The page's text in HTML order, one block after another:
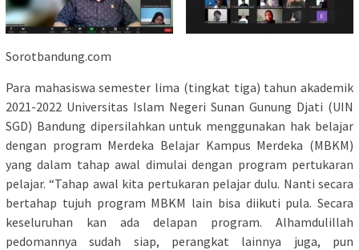
Sorotbandung.com
Para mahasiswa semester lima (tingkat tiga) tahun akademik
2021-2022 Universitas Islam Negeri Sunan Gunung Djati (UIN
SGD) Bandung dipersilahkan untuk menggunakan hak belajar
dengan program Merdeka Belajar Kampus Merdeka (MBKM)
yang dalam tahap awal dimulai dengan program pertukaran
pelajar. “Tahap awal kita pertukaran pelajar dulu. Nanti secara
bertahap tujuh program MBKM lain bisa diikuti pula. Secara
keseluruhan kan ada delapan program. Alhamdulillah
pedomannya sudah siap, perangkat lainnya juga, pun